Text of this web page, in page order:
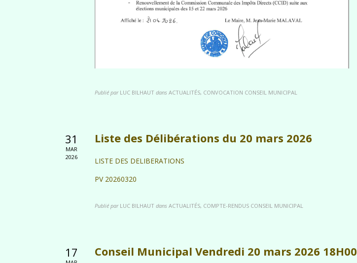
Publié par LUC BILHAUT dans ACTUALITÉS, CONVOCATION CONSEIL MUNICIPAL
31
MAR
2026
Liste des Délibérations du 20 mars 2026
LISTE DES DELIBERATIONS
PV 20260320
Publié par LUC BILHAUT dans ACTUALITÉS, COMPTE-RENDUS CONSEIL MUNICIPAL
17 Conseil Municipal Vendredi 20 mars 2026 18H00